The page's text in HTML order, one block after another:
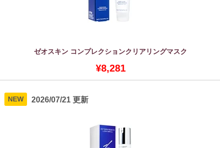
ゼオスキン コンプレクションクリアリングマスク
¥8,281
NEW 2026/07/21 更新